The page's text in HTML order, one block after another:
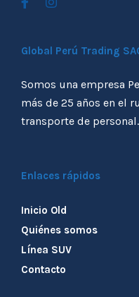
Global Perú Trading
Somos una empresa
más de 25 años en el
transporte de personal.
Enlaces rápidos
Inicio Old
Quiénes somos
Línea SUV
Contacto